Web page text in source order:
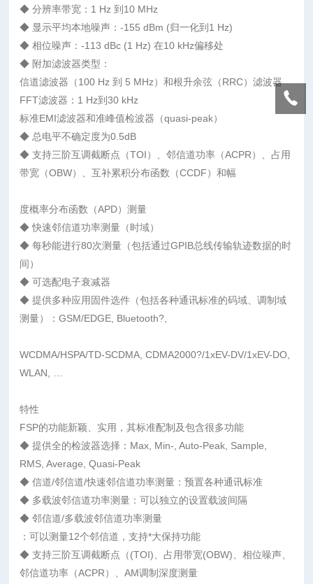
◆ 分辨率带宽：1 Hz 到10 MHz
◆ 显示平均本地噪声：-155 dBm (归一化到1 Hz)
◆ 相位噪声：-113 dBc (1 Hz) 在10 kHz偏移处
◆ 附加滤波器类型：
信道滤波器（100 Hz 到 5 MHz）和根升余弦（RRC）滤波器
FFT滤波器：1 Hz到30 kHz
标准EMI滤波器和准峰值检波器（quasi-peak）
◆ 总电平不确定度为0.5dB
◆ 支持三阶互调截断点（TOI）、邻信道功率（ACPR）、占用
带宽（OBW）、互补累积分布函数（CCDF）和幅
度概率分布函数（APD）测量
◆ 快速邻信道功率测量（时域）
◆ 每秒能进行80次测量（包括通过GPIB总线传输轨迹数据的时
间）
◆ 可选配电子衰减器
◆ 提供多种应用固件选件（包括各种通讯标准的码域、调制域
测量）：GSM/EDGE, Bluetooth?,
WCDMA/HSPA/TD-SCDMA, CDMA2000?/1xEV-DV/1xEV-DO,
WLAN, …
特性
FSP的功能新颖、实用，其标准配制及包含很多功能
◆ 提供全的检波器选择：Max, Min-, Auto-Peak, Sample,
RMS, Average, Quasi-Peak
◆ 信道/邻信道/快速邻信道功率测量：预置各种通讯标准
◆ 多载波邻信道功率测量：可以独立的设置载波间隔
◆ 邻信道/多载波邻信道功率测量
：可以测量12个邻信道，支持*大保持功能
◆ 支持三阶互调截断点（(TOI)、占用带宽(OBW)、相位噪声、
邻信道功率（ACPR）、AM调制深度测量